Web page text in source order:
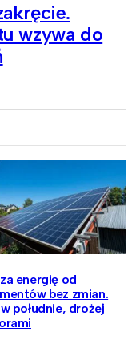
wzywa do
energię od
bez zmian.
południe, drożej